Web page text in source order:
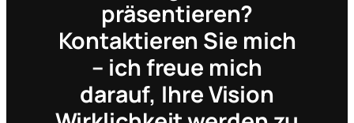
präsentieren?
Kontaktieren Sie mich
– ich freue mich
darauf, Ihre Vision